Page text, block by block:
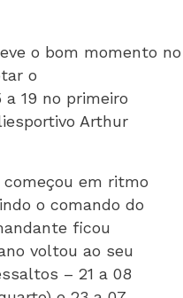
o bom momento no
o
19 no primeiro
Arthur
começou em ritmo
o comando do
ficou
voltou ao seu
– 21 a 08